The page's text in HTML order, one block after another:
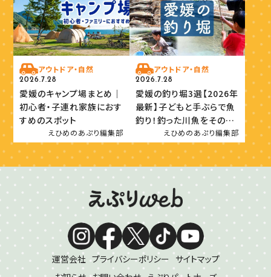
アウトドア・自然
2026.7.28
愛媛のキャンプ場まとめ｜
初心者・子連れ家族におす
すめのスポット
えひめのあぷり編集部
アウトドア・自然
2026.7.28
愛媛の釣り堀3選【2026年
最新】子どもと手ぶらで魚
釣り！釣った川魚をその場
で味わおうえひめのあぷり編集部
運営会社 プライバシーポリシー サイトマップ